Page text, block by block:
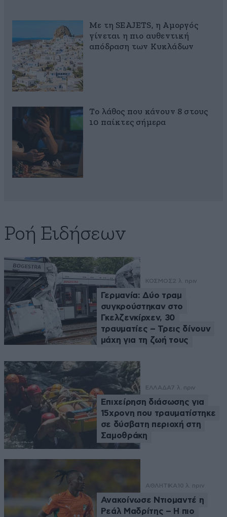
Με τη SEAJETS, η Αμοργός
γίνεται η πιο αυθεντική
απόδραση των Κυκλάδων
Το λάθος που κάνουν 8 στους
10 παίκτες σήμερα
Ροή Ειδήσεων
ΚΟΣΜΟΣ2 λ. πριν
Γερμανία: Δύο τραμ
συγκρούστηκαν στο
Γκελζενκίρχεν, 30
τραυματίες – Τρεις δίνουν
μάχη για τη ζωή τους
ΕΛΛΑΔΑ7 λ. πριν
Επιχείρηση διάσωσης για
15χρονη που τραυματίστηκε
σε δύσβατη περιοχή στη
Σαμοθράκη
ΑΘΛΗΤΙΚΑ 10 λ. πριν
Ανακοίνωσε Ντιομαντέ η
Ρεάλ Μαδρίτης – Η πιο